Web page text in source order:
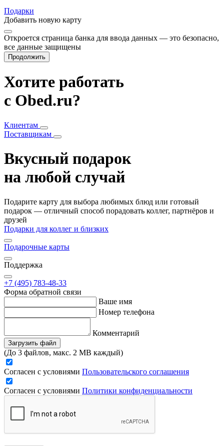
Подарки
Добавить новую карту
Откроется страница банка для ввода данных — это безопасно,
все данные защищены
Продолжить
Хотите работать
с Obed.ru?
Клиентам
Поставщикам
Вкусный подарок
на любой случай
Подарите карту для выбора любимых блюд или готовый
подарок — отличный способ порадовать коллег, партнёров и
друзей
Подарки для коллег и близких
Подарочные карты
Поддержка
+7 (495) 783-48-33
Форма обратной связи
Ваше имя
Номер телефона
Комментарий
Загрузить файл
(До 3 файлов, макс. 2 MB каждый)
Согласен с условиями Пользовательского соглашения
Согласен с условиями Политики конфиденциальности